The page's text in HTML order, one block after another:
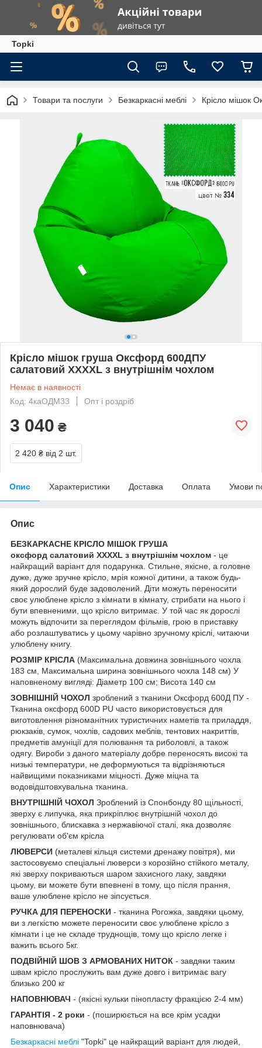
Topki
Товари та послуги Безкаркасні меблі Крісло мішок
Крісло мішок груша Оксфорд 600ДПУ
салатовий XXXXL з внутрішнім чохлом
Немає в наявності
Код: 4каОДМ33
Опт і роздріб
3 040 ₴
2 420 ₴ від 2 шт.
Опис Характеристики Доставка Оплата Умови
Опис
БЕЗКАРКАСНЕ КРІСЛО МІШОК ГРУША
оксфорд салатовий XXXXL з внутрішнім чохлом - це
найкращий варіант для подарунка. Стильне, якісне, а головне
дуже, дуже зручне крісло, мрія кожної дитини, а також будь-
який дорослий буде задоволений. Діти можуть переносити
своє улюблене крісло з кімнати в кімнату, стрибати на нього і
бути впевненими, що крісло витримає. У той час як дорослі
можуть відпочити за переглядом фільмів, грою в приставку
або розлаштуватись у цьому чарівно зручному кріслі, читаючи
улюблену книгу.
РОЗМІР КРІСЛА (Максимальна довжина зовнішнього чохла
183 см, Максимальна ширина зовнішнього чохла 148 см) У
наповненому вигляді: Діаметр 100 см; Висота 140 см
ЗОВНІШНІЙ ЧОХОЛ зроблений з тканини Оксфорд 600Д ПУ -
Тканина оксфорд 600D PU часто використовується для
виготовлення різноманітних туристичних наметів та приладдя,
рюкзаків, сумок, чохлів, садових меблів, тентових накриттів,
предметів амуніції для полювання та риболовлі, а також
одягу. Вироби з даного матеріалу добре переносять високі та
низькі температури, не деформуються та відрізняються
найвищими показниками міцності. Дуже міцна та
водовідштовхувальна тканина.
ВНУТРІШНІЙ ЧОХОЛ Зроблений із Спонбонду 80 щільності,
зверху є липучка, яка прикріплює внутрішній чохол до
зовнішнього, блискавка з нержавіючої сталі, яка дозволяє
регулювати об'єм крісла
ЛЮВЕРСИ (металеві кільця системи дренажу повітря), ми
застосовуємо спеціальні люверси з корозійно стійкого металу,
які зверху покриваються шаром захисного лаку, завдяки
цьому, ви можете бути впевнені в тому, що після прання,
ваше улюблене крісло не зіпсується.
РУЧКА ДЛЯ ПЕРЕНОСКИ - тканина Рогожка, завдяки цьому,
ви з легкістю можете переносити своє улюблене крісло з
кімнати і це не складе труднощів, тому що крісло легке і
важить всього 5кг.
ПОДВІЙНІЙ ШОВ З АРМОВАНИХ НИТОК - завдяки таким
швам крісло прослужить вам дуже довго і витримає вагу
близько 200 кг
НАПОВНЮВАЧ - (якісні кульки пінопласту фракцією 2-4 мм)
ГАРАНТІЯ - 2 роки - (поширюється на все крім усадки
наповнювача)
Безкаркасні меблі "Topki" це найкращий варіант для людей,